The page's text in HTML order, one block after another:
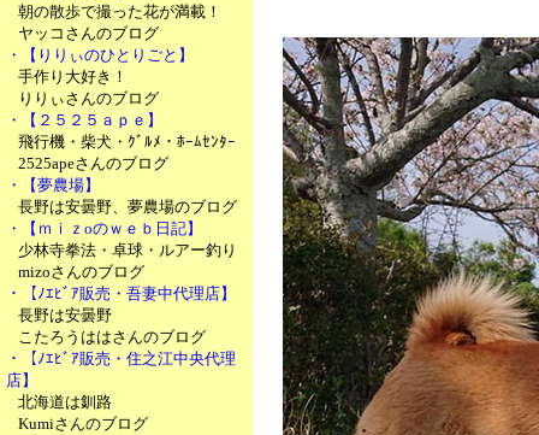
朝の散歩で撮った花が満載！
ヤッコさんのブログ
・【りりぃのひとりごと】
手作り大好き！
りりぃさんのブログ
・【２５２５ａｐｅ】
飛行機・柴犬・ｸﾞﾙﾒ・ﾎｰﾑｾﾝﾀｰ
2525apeさんのブログ
・【夢農場】
長野は安曇野、夢農場のブログ
・【ｍｉｚoのｗｅｂ日記】
少林寺拳法・卓球・ルアー釣り
mizoさんのブログ
・【ﾉｴﾋﾞｱ販売・吾妻中代理店】
長野は安曇野
こたろうははさんのブログ
・【ﾉｴﾋﾞｱ販売・住之江中央代理
店】
北海道は釧路
Kumiさんのブログ